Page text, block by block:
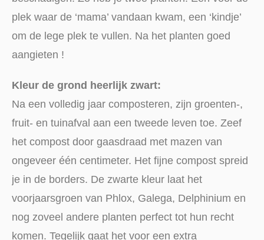
plek waar de ‘mama’ vandaan kwam, een ‘kindje’
om de lege plek te vullen. Na het planten goed
aangieten !
Kleur de grond heerlijk zwart:
Na een volledig jaar composteren, zijn groenten-,
fruit- en tuinafval aan een tweede leven toe. Zeef
het compost door gaasdraad met mazen van
ongeveer één centimeter. Het fijne compost spreid
je in de borders. De zwarte kleur laat het
voorjaarsgroen van Phlox, Galega, Delphinium en
nog zoveel andere planten perfect tot hun recht
komen. Tegelijk gaat het voor een extra